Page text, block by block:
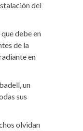
del
debe en
de la
en
un
sus
olvidan